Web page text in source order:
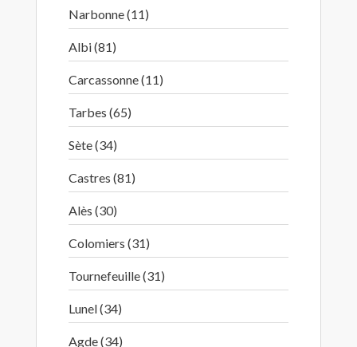
Narbonne (11)
Albi (81)
Carcassonne (11)
Tarbes (65)
Sète (34)
Castres (81)
Alès (30)
Colomiers (31)
Tournefeuille (31)
Lunel (34)
Agde (34)